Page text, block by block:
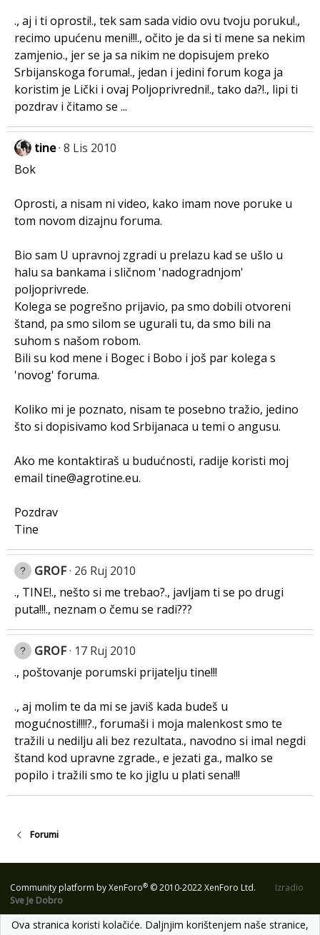
., aj i ti oprosti!., tek sam sada vidio ovu tvoju poruku!.,
recimo upućenu meni!!!., očito je da si ti mene sa nekim
zamjenio., jer se ja sa nikim ne dopisujem preko
Srbijanskoga foruma!., jedan i jedini forum koga ja
koristim je Lički i ovaj Poljoprivredni!., tako da?!., lipi ti
pozdrav i čitamo se ...
tine 8 Lis 2010
Bok
Oprosti, a nisam ni video, kako imam nove poruke u
tom novom dizajnu foruma.
Bio sam U upravnoj zgradi u prelazu kad se ušlo u
halu sa bankama i sličnom 'nadogradnjom'
poljoprivrede.
Kolega se pogrešno prijavio, pa smo dobili otvoreni
štand, pa smo silom se ugurali tu, da smo bili na
suhom s našom robom.
Bili su kod mene i Bogec i Bobo i još par kolega s
'novog' foruma.
Koliko mi je poznato, nisam te posebno tražio, jedino
što si dopisivamo kod Srbijanaca u temi o angusu.
Ako me kontaktiraš u budućnosti, radije koristi moj
email tine@agrotine.eu.
Pozdrav
Tine
GROF 26 Ruj 2010
., TINE!., nešto si me trebao?., javljam ti se po drugi
puta!!!., neznam o čemu se radi???
GROF 17 Ruj 2010
., poštovanje porumski prijatelju tine!!!
., aj molim te da mi se javiš kada budeš u
mogućnosti!!!!?., forumaši i moja malenkost smo te
tražili u nedilju ali bez rezultata., navodno si imal negdi
štand kod upravne zgrade., e jezati ga., malko se
popilo i tražili smo te ko jiglu u plati sena!!!
Forumi
Community platform by XenForo® © 2010-2022 XenForo Ltd.
Izradio
Sve Je Dobro
Ova stranica koristi kolačiće. Daljnjim korištenjem naše stranice,